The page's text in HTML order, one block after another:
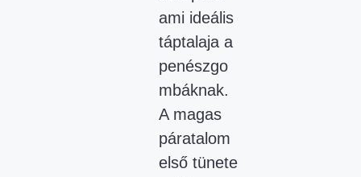
ami ideális
táptalaja a
penészgo
mbáknak.
A magas
páratalom
első tünete